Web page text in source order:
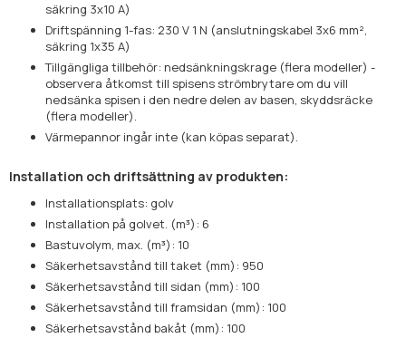
säkring 3x10 A)
Driftspänning 1-fas: 230 V 1 N (anslutningskabel 3x6 mm²,
säkring 1x35 A)
Tillgängliga tillbehör: nedsänkningskrage (flera modeller) -
observera åtkomst till spisens strömbrytare om du vill
nedsänka spisen i den nedre delen av basen, skyddsräcke
(flera modeller).
Värmepannor ingår inte (kan köpas separat).
Installation och driftsättning av produkten:
Installationsplats: golv
Installation på golvet. (m³): 6
Bastuvolym, max. (m³): 10
Säkerhetsavstånd till taket (mm): 950
Säkerhetsavstånd till sidan (mm): 100
Säkerhetsavstånd till framsidan (mm): 100
Säkerhetsavstånd bakåt (mm): 100